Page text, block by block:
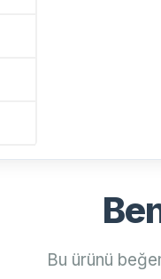
Bu ürünü